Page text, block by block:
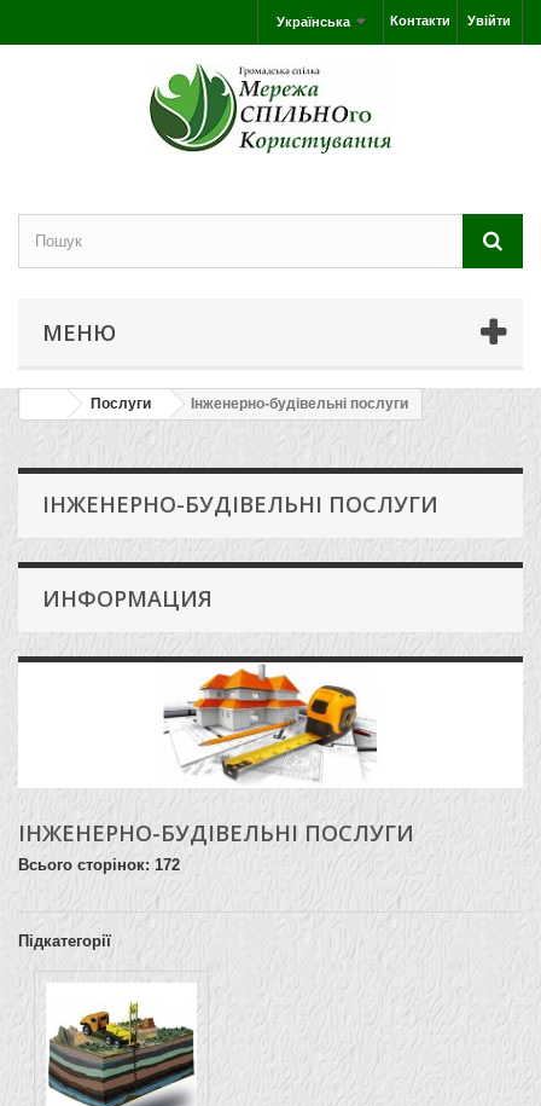
Увійти
Контакти
Українська
МЕНЮ
Послуги Інженерно-будівельні послуги
ІНЖЕНЕРНО-БУДІВЕЛЬНІ ПОСЛУГИ
ИНФОРМАЦИЯ
ІНЖЕНЕРНО-БУДІВЕЛЬНІ ПОСЛУГИ
Всього сторінок: 172
Підкатегорії